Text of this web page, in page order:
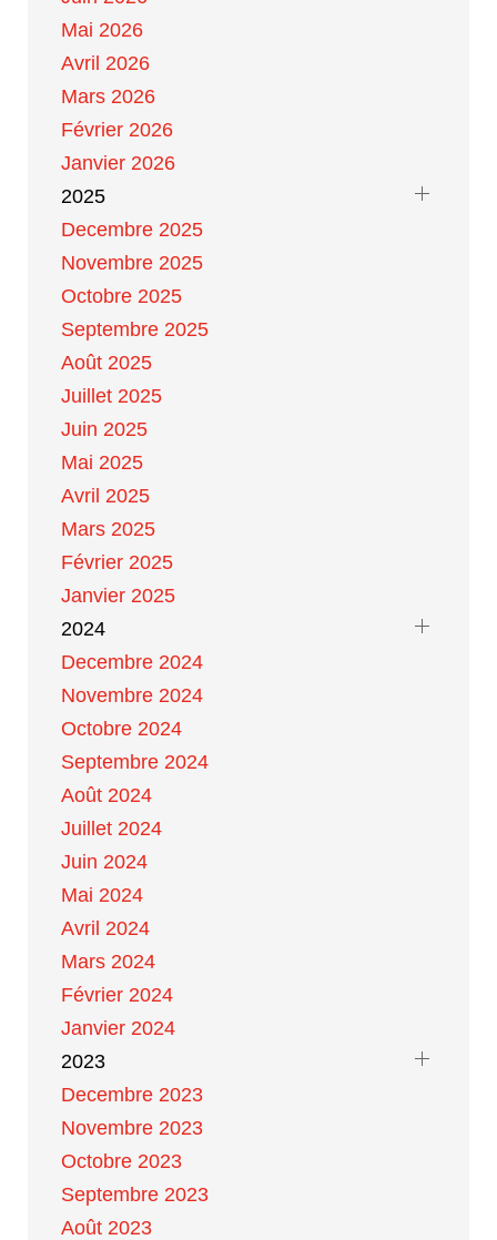
Mai 2026
Avril 2026
Mars 2026
Février 2026
Janvier 2026
2025
Decembre 2025
Novembre 2025
Octobre 2025
Septembre 2025
Août 2025
Juillet 2025
Juin 2025
Mai 2025
Avril 2025
Mars 2025
Février 2025
Janvier 2025
2024
Decembre 2024
Novembre 2024
Octobre 2024
Septembre 2024
Août 2024
Juillet 2024
Juin 2024
Mai 2024
Avril 2024
Mars 2024
Février 2024
Janvier 2024
2023
Decembre 2023
Novembre 2023
Octobre 2023
Septembre 2023
Août 2023